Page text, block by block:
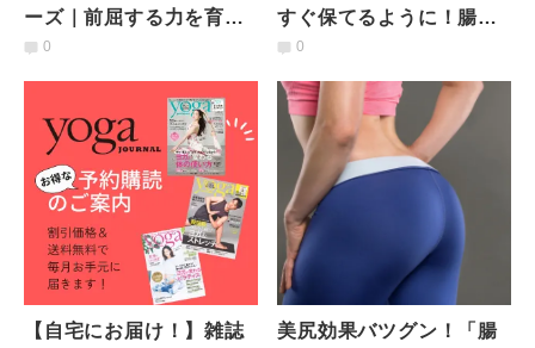
ーズ｜前屈する力を育て
よう！
0
すぐ保てるように！腸腰
筋の力が目覚める3つのポ
0
【自宅にお届け！】雑誌 美尻効果バツグン！「腸